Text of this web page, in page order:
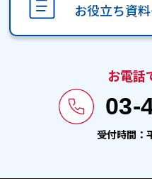
お役立ち資
お電話
03-
受付時間：